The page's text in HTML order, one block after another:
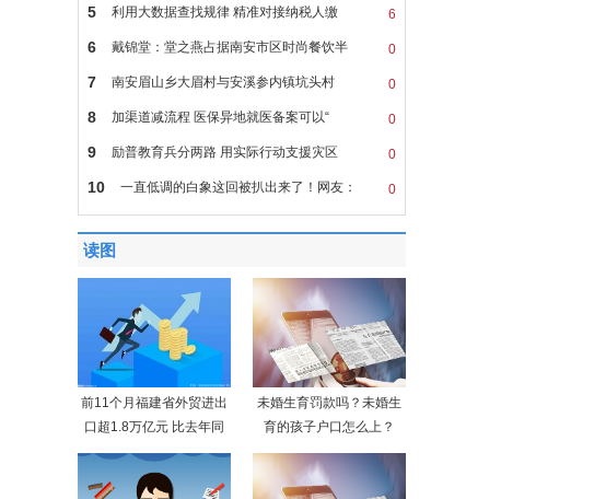
6
5 利用大数据查找规律 精准对接纳税人缴
0
6 戴锦堂：堂之燕占据南安市区时尚餐饮半
0
7 南安眉山乡大眉村与安溪参内镇坑头村
0
8 加渠道减流程 医保异地就医备案可以“
0
9 励普教育兵分两路 用实际行动支援灾区
0
10 一直低调的白象这回被扒出来了！网友：
读图
前11个月福建省外贸进出
口超1.8万亿元 比去年同
未婚生育罚款吗？未婚生
育的孩子户口怎么上？